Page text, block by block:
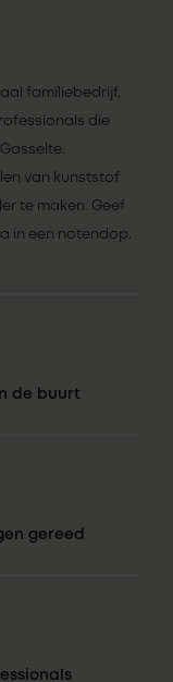
familiebedrijf,
die
van kunststof
te maken. Geef
in een notendop.
de buurt
gereed